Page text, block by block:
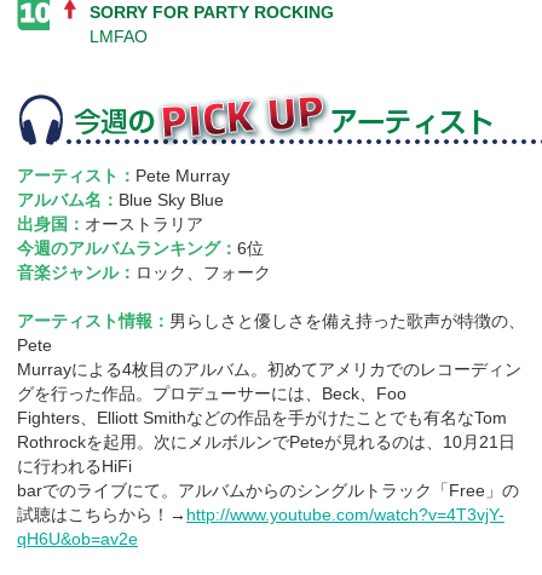
SORRY FOR PARTY ROCKING
LMFAO
アーティスト： Pete Murray
アルバム名： Blue Sky Blue
出身国： オーストラリア
今週のアルバムランキング： 6位
音楽ジャンル： ロック、フォーク
アーティスト情報： 男らしさと優しさを備え持った歌声が特徴の、
Pete
Murrayによる4枚目のアルバム。初めてアメリカでのレコーディン
グを行った作品。プロデューサーには、Beck、Foo
Fighters、Elliott Smithなどの作品を手がけたことでも有名なTom
Rothrockを起用。次にメルボルンでPeteが見れるのは、10月21日
に行われるHiFi
barでのライブにて。アルバムからのシングルトラック「Free」の
試聴はこちらから！→ http://www.youtube.com/watch?v=4T3vjY-
qH6U&ob=av2e